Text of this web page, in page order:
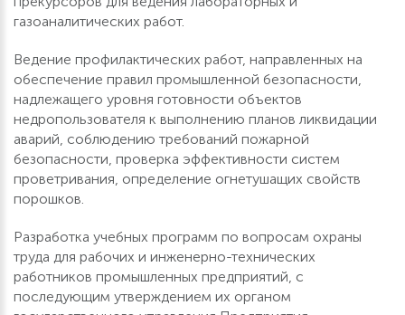
газоаналитических работ.
Ведение профилактических работ, направленных на
обеспечение правил промышленной безопасности,
надлежащего уровня готовности объектов
недропользователя к выполнению планов ликвидации
аварий, соблюдению требований пожарной
безопасности, проверка эффективности систем
проветривания, определение огнетушащих свойств
порошков.
Разработка учебных программ по вопросам охраны
труда для рабочих и инженерно-технических
работников промышленных предприятий, с
последующим утверждением их органом